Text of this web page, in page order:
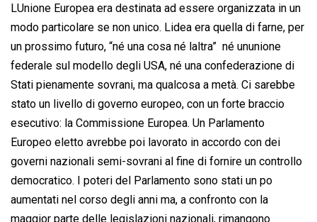
LUnione Europea era destinata ad essere organizzata in un
modo particolare se non unico. Lidea era quella di farne, per
un prossimo futuro, “né una cosa né laltra”  né ununione
federale sul modello degli USA, né una confederazione di
Stati pienamente sovrani, ma qualcosa a metà. Ci sarebbe
stato un livello di governo europeo, con un forte braccio
esecutivo: la Commissione Europea. Un Parlamento
Europeo eletto avrebbe poi lavorato in accordo con dei
governi nazionali semi-sovrani al fine di fornire un controllo
democratico. I poteri del Parlamento sono stati un po
aumentati nel corso degli anni ma, a confronto con la
maggior parte delle legislazioni nazionali, rimangono